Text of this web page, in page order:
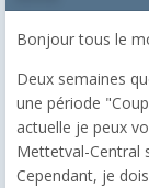
Bonjour tous le
Deux semaines
une période
actuelle je peux
Mettetval-Central
Cependant, je